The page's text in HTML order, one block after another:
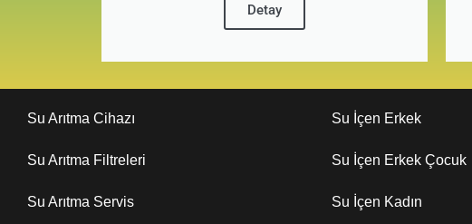
Detay
Su Arıtma Cihazı
Su Arıtma Filtreleri
Su Arıtma Servis
Su İçen Erkek
Su İçen Erkek Çocuk
Su İçen Kadın